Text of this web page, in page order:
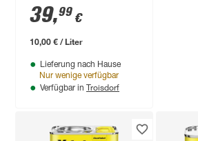
39,99 €
10,00 € / Liter
Lieferung nach Hause
Nur wenige verfügbar
Verfügbar in Troisdorf